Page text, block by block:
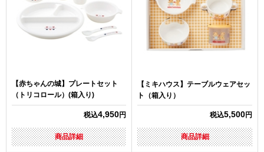
【赤ちゃんの城】プレートセット
（トリコロール）(箱入り)
税込4,950円
商品詳細
【ミキハウス】テーブルウェアセッ
ト（箱入り）
税込5,500円
商品詳細